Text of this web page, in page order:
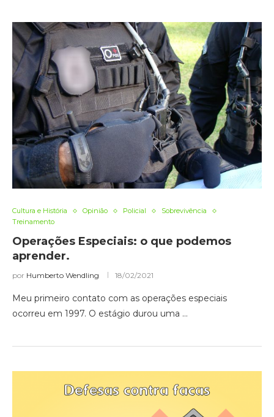
Cultura e História Opinião Policial
Sobrevivência
Treinamento
Operações Especiais: o que podemos
aprender.
por Humberto Wendling 18/02/2021
Meu primeiro contato com as operações especiais
ocorreu em 1997. O estágio durou uma …